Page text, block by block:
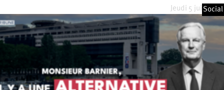
Jeudi 5 juin 2025
Social